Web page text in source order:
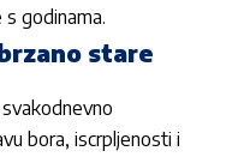
godinama.
stare
bora, iscrpljenosti i